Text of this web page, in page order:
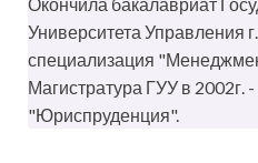
Университета Управления
специализация
Магистратура ГУУ в 2002г.
"Юриспруденция".